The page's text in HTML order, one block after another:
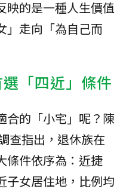
映的是一種人生價值
」走向「為自己而
「四近」條件
合的「小宅」呢？陳
查指出，退休族在
條件依序為：近捷
子女居住地，比例均